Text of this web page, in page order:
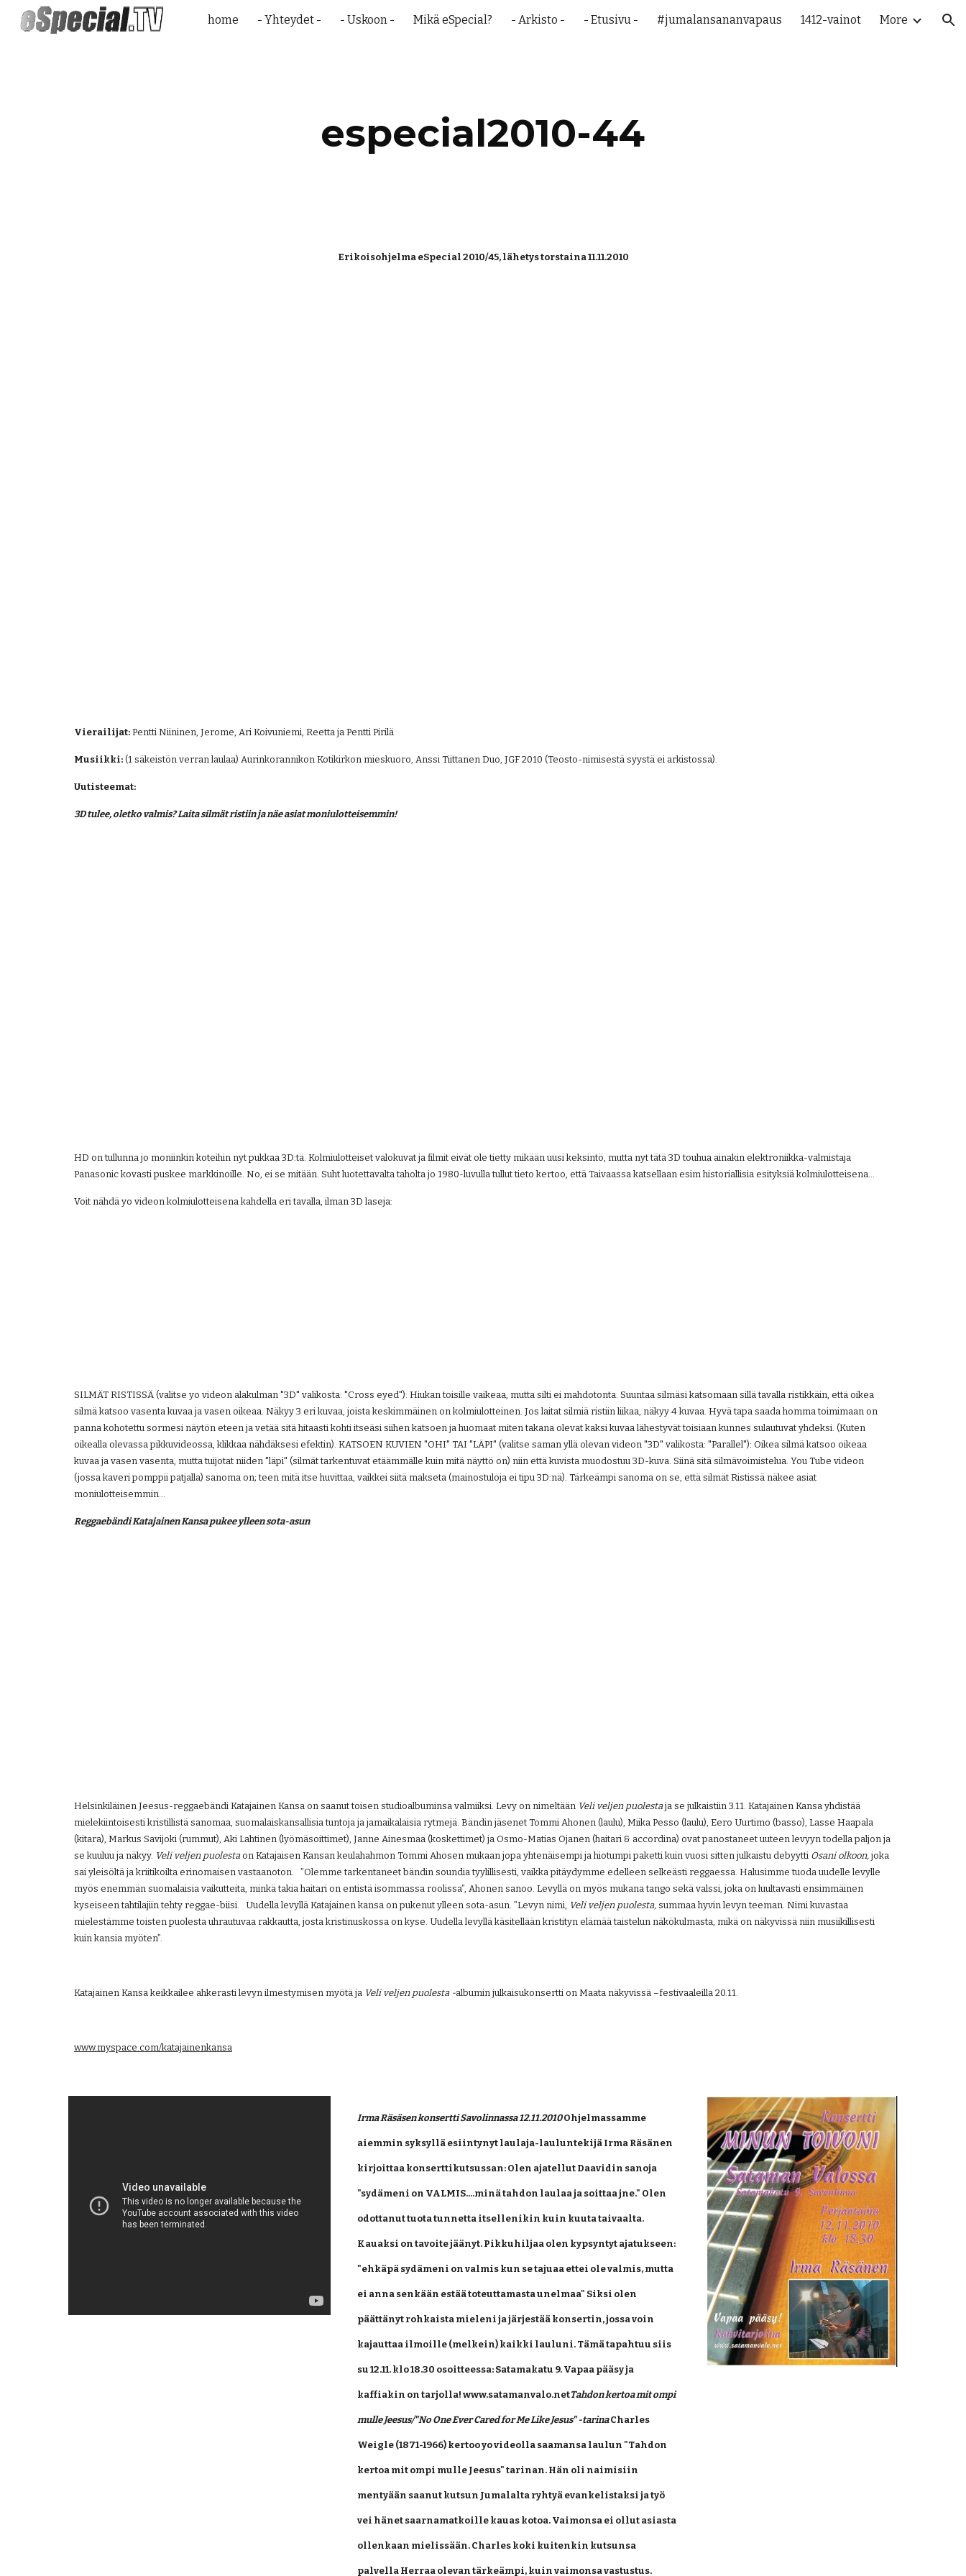
Skip to main content Skip to navigation
home - Yhteydet - - Uskoon - Mikä eSpecial? - Arkisto - - Etusivu - #jumalansananvapaus 1412-vainot More
especial2010-44
Erikoisohjelma eSpecial 2010/45, lähetys torstaina 11.11.2010
Vierailijat: Pentti Niininen, Jerome, Ari Koivuniemi, Reetta ja Pentti Pirilä
Musiikki: (1 säkeistön verran laulaa) Aurinkorannikon Kotikirkon mieskuoro, Anssi Tiittanen Duo, JGF 2010 (Teosto-nimisestä syystä ei arkistossa).
Uutisteemat:
3D tulee, oletko valmis? Laita silmät ristiin ja näe asiat moniulotteisemmin!
HD on tullunna jo moniinkin koteihin nyt pukkaa 3D:tä. Kolmiulotteiset valokuvat ja filmit eivät ole tietty mikään uusi keksintö, mutta nyt tätä 3D touhua ainakin elektroniikka-valmistaja
Panasonic kovasti puskee markkinoille. No, ei se mitään. Suht luotettavalta taholta jo 1980-luvulla tullut tieto kertoo, että Taivaassa katsellaan esim historiallisia esityksiä kolmiulotteisena...
Voit nähdä yo videon kolmiulotteisena kahdella eri tavalla, ilman 3D laseja:
SILMÄT RISTISSÄ (valitse yo videon alakulman "3D" valikosta: "Cross eyed"): Hiukan toisille vaikeaa, mutta silti ei mahdotonta. Suuntaa silmäsi katsomaan sillä tavalla ristikkäin, että oikea
silmä katsoo vasenta kuvaa ja vasen oikeaa. Näkyy 3 eri kuvaa, joista keskimmäinen on kolmiulotteinen. Jos laitat silmiä ristiin liikaa, näkyy 4 kuvaa. Hyvä tapa saada homma toimimaan on
panna kohotettu sormesi näytön eteen ja vetää sitä hitaasti kohti itseäsi siihen katsoen ja huomaat miten takana olevat kaksi kuvaa lähestyvät toisiaan kunnes sulautuvat yhdeksi. (Kuten
oikealla olevassa pikkuvideossa, klikkaa nähdäksesi efektin). KATSOEN KUVIEN "OHI" TAI "LÄPI" (valitse saman yllä olevan videon "3D" valikosta: "Parallel"): Oikea silmä katsoo oikeaa
kuvaa ja vasen vasenta, mutta tuijotat niiden "läpi" (silmät tarkentuvat etäämmälle kuin mitä näyttö on) niin että kuvista muodostuu 3D-kuva. Siinä sitä silmävoimistelua. You Tube videon
(jossa kaveri pomppii patjalla) sanoma on; teen mitä itse huvittaa, vaikkei siitä makseta (mainostuloja ei tipu 3D:nä). Tärkeämpi sanoma on se, että silmät Ristissä näkee asiat
moniulotteisemmin...
Reggaebändi Katajainen Kansa pukee ylleen sota-asun
Helsinkiläinen Jeesus-reggaebändi Katajainen Kansa on saanut toisen studioalbuminsa valmiiksi. Levy on nimeltään Veli veljen puolesta ja se julkaistiin 3.11. Katajainen Kansa yhdistää
mielekiintoisesti kristillistä sanomaa, suomalaiskansallisia tuntoja ja jamaikalaisia rytmejä. Bändin jäsenet Tommi Ahonen (laulu), Miika Pesso (laulu), Eero Uurtimo (basso), Lasse Haapala
(kitara), Markus Savijoki (rummut), Aki Lahtinen (lyömäsoittimet), Janne Ainesmaa (koskettimet) ja Osmo-Matias Ojanen (haitari & accordina) ovat panostaneet uuteen levyyn todella paljon ja
se kuuluu ja näkyy. Veli veljen puolesta on Katajaisen Kansan keulahahmon Tommi Ahosen mukaan jopa yhtenäisempi ja hiotumpi paketti kuin vuosi sitten julkaistu debyytti Osani olkoon, joka
sai yleisöltä ja kriitikoilta erinomaisen vastaanoton.   ”Olemme tarkentaneet bändin soundia tyylillisesti, vaikka pitäydymme edelleen selkeästi reggaessa. Halusimme tuoda uudelle levylle
myös enemmän suomalaisia vaikutteita, minkä takia haitari on entistä isommassa roolissa”, Ahonen sanoo. Levyllä on myös mukana tango sekä valssi, joka on luultavasti ensimmäinen
kyseiseen tahtilajiin tehty reggae-biisi.   Uudella levyllä Katajainen kansa on pukenut ylleen sota-asun. ”Levyn nimi, Veli veljen puolesta, summaa hyvin levyn teeman. Nimi kuvastaa
mielestämme toisten puolesta uhrautuvaa rakkautta, josta kristinuskossa on kyse. Uudella levyllä käsitellään kristityn elämää taistelun näkökulmasta, mikä on näkyvissä niin musiikillisesti
kuin kansia myöten”.
Katajainen Kansa keikkailee ahkerasti levyn ilmestymisen myötä ja Veli veljen puolesta -albumin julkaisukonsertti on Maata näkyvissä –festivaaleilla 20.11.
www.myspace.com/katajainenkansa
Irma Räsäsen konsertti Savolinnassa 12.11.2010 Ohjelmassamme
aiemmin syksyllä esiintynyt laulaja-lauluntekijä Irma Räsänen
kirjoittaa konserttikutsussan: Olen ajatellut Daavidin sanoja
"sydämeni on VALMIS....minä tahdon laulaa ja soittaa jne." Olen
odottanut tuota tunnetta itsellenikin kuin kuuta taivaalta.
Kauaksi on tavoite jäänyt. Pikkuhiljaa olen kypsyntyt ajatukseen:
"ehkäpä sydämeni on valmis kun se tajuaa ettei ole valmis, mutta
ei anna senkään estää toteuttamasta unelmaa" Siksi olen
päättänyt rohkaista mieleni ja järjestää konsertin, jossa voin
kajauttaa ilmoille (melkein) kaikki lauluni. Tämä tapahtuu siis
su 12.11. klo 18.30 osoitteessa: Satamakatu 9. Vapaa pääsy ja
kaffiakin on tarjolla! www.satamanvalo.netTahdon kertoa mit ompi
mulle Jeesus/"No One Ever Cared for Me Like Jesus" -tarina Charles
Weigle (1871-1966) kertoo yo videolla saamansa laulun "Tahdon
kertoa mit ompi mulle Jeesus" tarinan. Hän oli naimisiin
mentyään saanut kutsun Jumalalta ryhtyä evankelistaksi ja työ
vei hänet saarnamatkoille kauas kotoa. Vaimonsa ei ollut asiasta
ollenkaan mielissään. Charles koki kuitenkin kutsunsa
palvella Herraa olevan tärkeämpi, kuin vaimonsa vastustus.